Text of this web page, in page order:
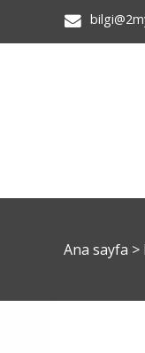
Ana sayfa >